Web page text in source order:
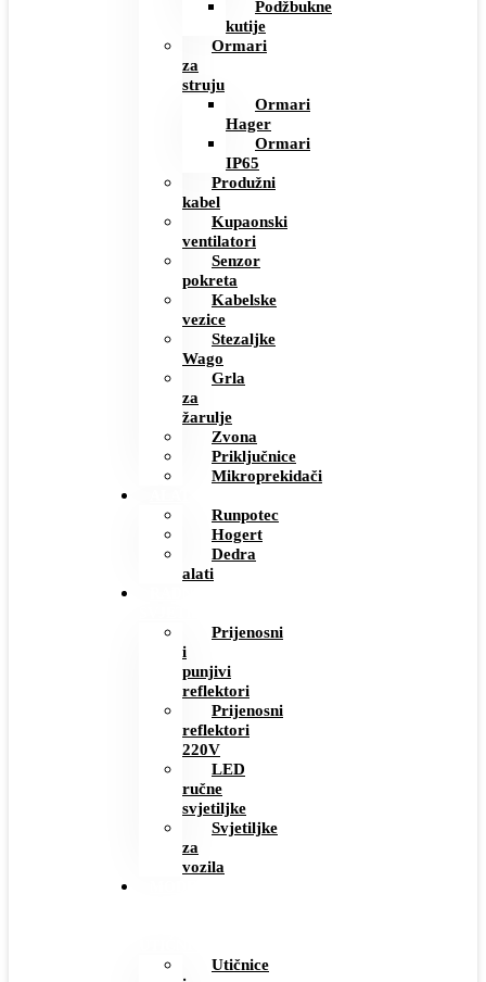
Podžbukne
kutije
Ormari
za
struju
Ormari
Hager
Ormari
IP65
Produžni
kabel
Kupaonski
ventilatori
Senzor
pokreta
Kabelske
vezice
Stezaljke
Wago
Grla
za
žarulje
Zvona
Priključnice
Mikroprekidači
Runpotec
Hogert
Dedra
alati
Prijenosni
i
punjivi
reflektori
Prijenosni
reflektori
220V
LED
ručne
svjetiljke
Svjetiljke
za
vozila
Utičnice